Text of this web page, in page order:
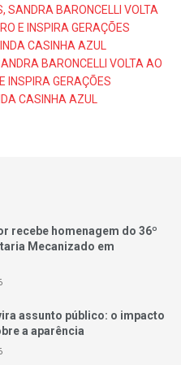
SANDRA BARONCELLI VOLTA
E INSPIRA GERAÇÕES
CASINHA AZUL
BARONCELLI VOLTA AO
INSPIRA GERAÇÕES
CASINHA AZUL
recebe homenagem do 36º
Mecanizado em
assunto público: o impacto
a aparência